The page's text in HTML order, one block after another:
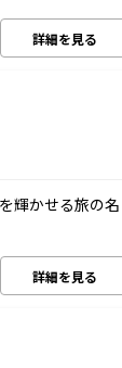
詳細を見る
輝かせる旅の名
詳細を見る